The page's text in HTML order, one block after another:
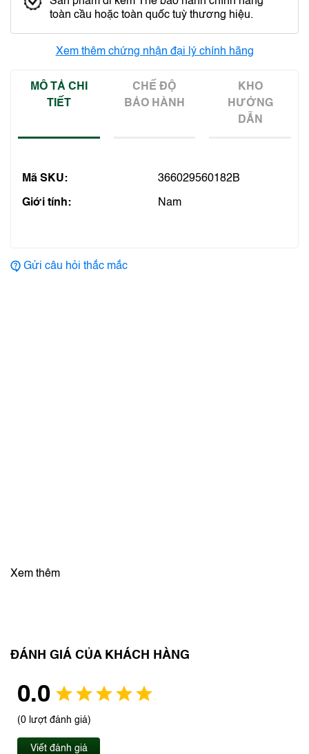
toàn cầu hoặc toàn quốc tuỳ thương hiệu.
Xem thêm chứng nhận đại lý chính hãng
MÔ TẢ CHI
TIẾT
CHẾ ĐỘ
BẢO HÀNH
KHO
HƯỚNG
DẪN
Mã SKU: 366029560182B
Giới tính: Nam
Gửi câu hỏi thắc mắc
Xem thêm
ĐÁNH GIÁ CỦA KHÁCH HÀNG
0.0
(0 lượt đánh giá)
Viết đánh giá